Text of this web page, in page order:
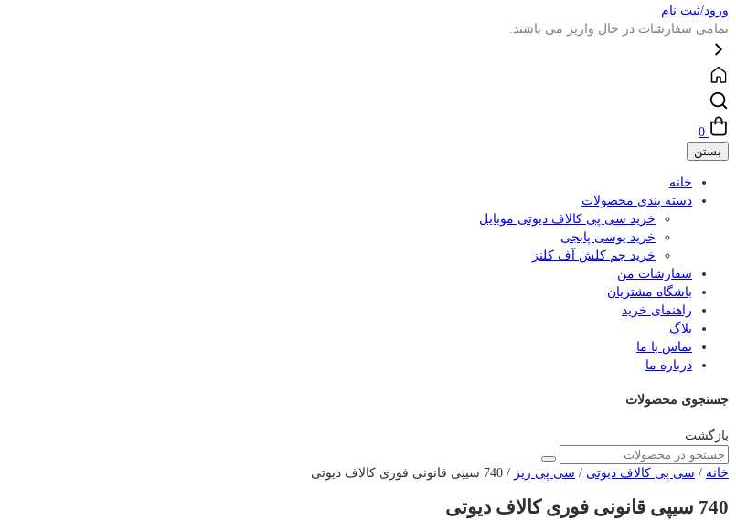
ورود/ثبت نام
تمامی سفارشات در حال واریز می باشند.
0
بستن
خانه
دسته بندی محصولات
خرید سی پی کالاف دیوتی موبایل
خرید یوسی پابجی
خرید جم کلش آف کلنز
سفارشات من
باشگاه مشتریان
راهنمای خرید
بلاگ
تماس با ما
درباره ما
جستجوی محصولات
بازگشت
خانه / سی پی کالاف دیوتی / سی پی ریز / 740 سیپی قانونی فوری کالاف دیوتی
740 سیپی قانونی فوری کالاف دیوتی